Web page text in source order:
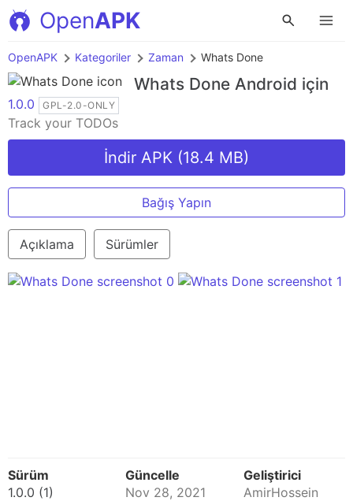
OpenAPK
OpenAPK Kategoriler Zaman Whats Done
Whats Done Android için
1.0.0 GPL-2.0-ONLY
Track your TODOs
İndir APK (18.4 MB)
Bağış Yapın
Açıklama Sürümler
Sürüm
1.0.0 (1)
Güncelle
Nov 28, 2021
Geliştirici
AmirHossein